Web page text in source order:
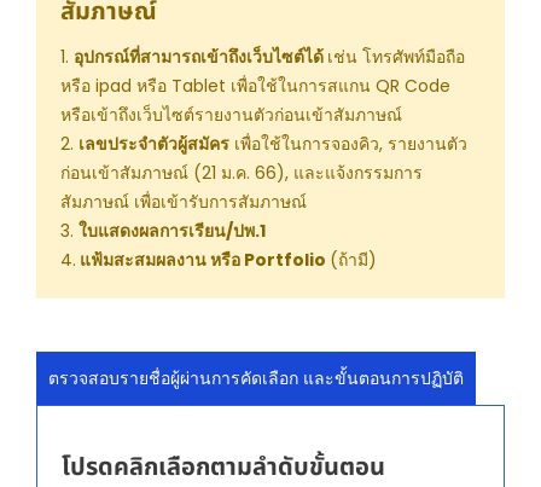
สัมภาษณ์
1. อุปกรณ์ที่สามารถเข้าถึงเว็บไซต์ได้ เช่น โทรศัพท์มือถือ
หรือ ipad หรือ Tablet เพื่อใช้ในการสแกน QR Code
หรือเข้าถึงเว็บไซต์รายงานตัวก่อนเข้าสัมภาษณ์
2. เลขประจำตัวผู้สมัคร เพื่อใช้ในการจองคิว, รายงานตัว
ก่อนเข้าสัมภาษณ์ (21 ม.ค. 66), และแจ้งกรรมการ
สัมภาษณ์ เพื่อเข้ารับการสัมภาษณ์
3. ใบแสดงผลการเรียน/ปพ.1
4. แฟ้มสะสมผลงาน หรือ Portfolio (ถ้ามี)
ตรวจสอบรายชื่อผู้ผ่านการคัดเลือก และขั้นตอนการปฏิบัติ
โปรดคลิกเลือกตามลำดับขั้นตอน